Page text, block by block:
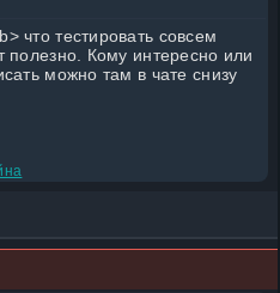
что тестировать совсем
полезно. Кому интересно или
можно там в чате снизу